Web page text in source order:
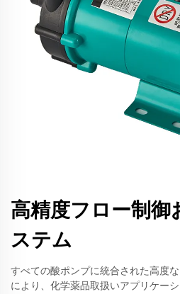
高精度フロー制御
ステム
すべての酸ポンプに統合された高度
により、化学薬品取扱いアプリケー